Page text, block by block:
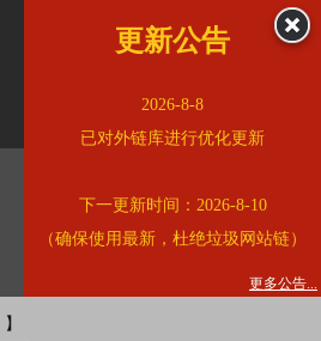
】
更新公告
2026-8-8
已对外链库进行优化更新
下一更新时间：2026-8-10
（确保使用最新，杜绝垃圾网站链）
更多公告...